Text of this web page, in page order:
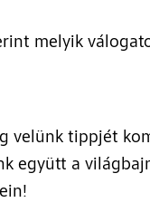
melyik
velünk tippjét
együtt a